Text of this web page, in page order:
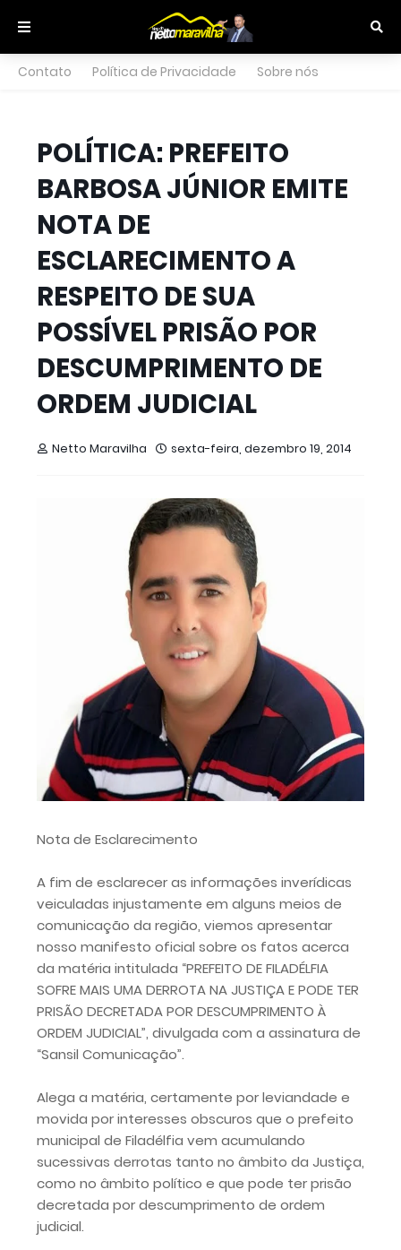
Contato Política de Privacidade Sobre nós
POLÍTICA: PREFEITO
BARBOSA JÚNIOR EMITE
NOTA DE
ESCLARECIMENTO A
RESPEITO DE SUA
POSSÍVEL PRISÃO POR
DESCUMPRIMENTO DE
ORDEM JUDICIAL
Netto Maravilha sexta-feira, dezembro 19, 2014
Nota de Esclarecimento
A fim de esclarecer as informações inverídicas
veiculadas injustamente em alguns meios de
comunicação da região, viemos apresentar
nosso manifesto oficial sobre os fatos acerca
da matéria intitulada “PREFEITO DE FILADÉLFIA
SOFRE MAIS UMA DERROTA NA JUSTIÇA E PODE TER
PRISÃO DECRETADA POR DESCUMPRIMENTO À
ORDEM JUDICIAL”, divulgada com a assinatura de
“Sansil Comunicação”.
Alega a matéria, certamente por leviandade e
movida por interesses obscuros que o prefeito
municipal de Filadélfia vem acumulando
sucessivas derrotas tanto no âmbito da Justiça,
como no âmbito político e que pode ter prisão
decretada por descumprimento de ordem
judicial.